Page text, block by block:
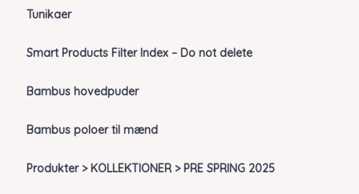
Tunikaer
Smart Products Filter Index – Do not delete
Bambus hovedpuder
Bambus poloer til mænd
Produkter > KOLLEKTIONER > PRE SPRING 2025